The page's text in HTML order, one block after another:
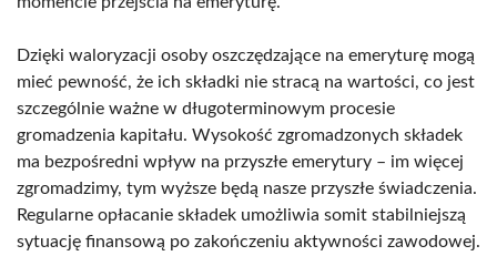
Dzięki waloryzacji osoby oszczędzające na emeryturę mogą
mieć pewność, że ich składki nie stracą na wartości, co jest
szczególnie ważne w długoterminowym procesie
gromadzenia kapitału. Wysokość zgromadzonych składek
ma bezpośredni wpływ na przyszłe emerytury – im więcej
zgromadzimy, tym wyższe będą nasze przyszłe świadczenia.
Regularne opłacanie składek umożliwia somit stabilniejszą
sytuację finansową po zakończeniu aktywności zawodowej.